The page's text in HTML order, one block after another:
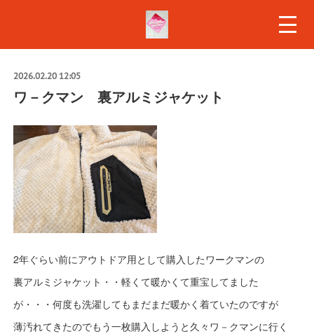
2026.02.20 12:05
ワ－クマン 裏アルミジャケット
2年ぐらい前にアウトドア用として購入したワークマンの
裏アルミジャケット・・軽くて暖かくて重宝してました
が・・・何度も洗濯してもまだまだ暖かく着ていたのですが
薄汚れてきたのでもう一枚購入しようと久々ワ－クマンに行く